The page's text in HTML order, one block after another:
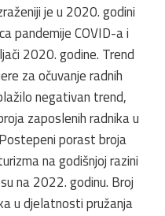
je u 2020. godini
pandemije COVID-a i
2020. godine. Trend
za očuvanje radnih
negativan trend,
zaposlenih radnika u
porast broja
na godišnjoj razini
na 2022. godinu. Broj
u djelatnosti pružanja